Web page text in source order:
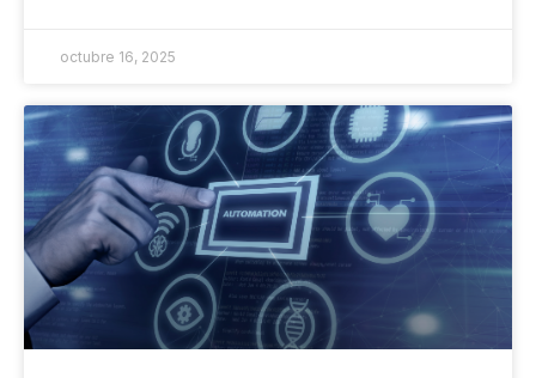
octubre 16, 2025